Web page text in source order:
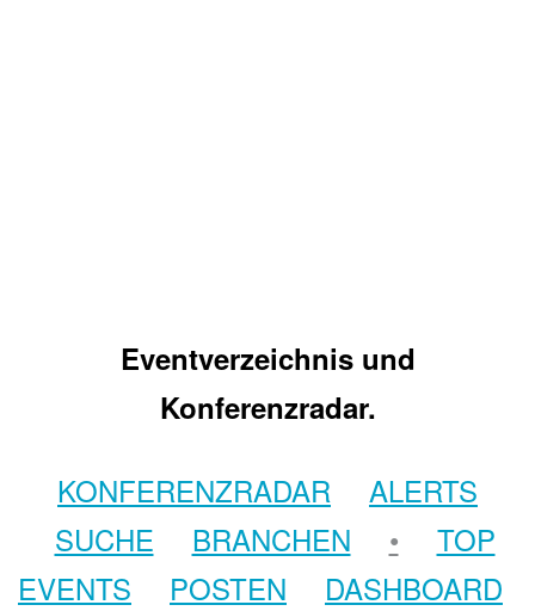
Eventverzeichnis und
Konferenzradar.
KONFERENZRADAR
ALERTS
SUCHE
BRANCHEN •
TOP
EVENTS
POSTEN DASHBOARD